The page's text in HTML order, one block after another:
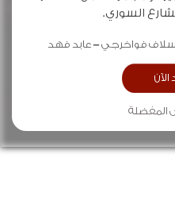
السوري.
سلاف فواخرجي عابد فهد
المفضلة